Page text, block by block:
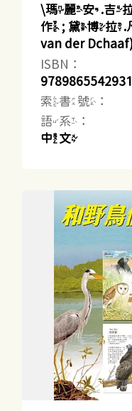
\瑪麗安.吉拉
作 ; 黛博拉.
van der
ISBN：
9789865542931
索書號：
語系：
中文